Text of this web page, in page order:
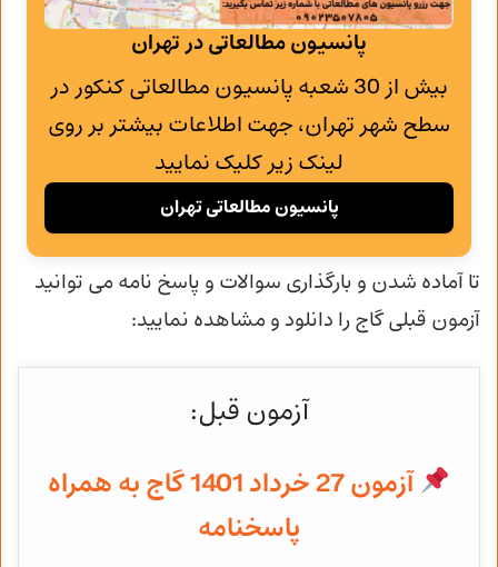
پانسیون مطالعاتی در تهران
بیش از 30 شعبه پانسیون مطالعاتی کنکور در
سطح شهر تهران، جهت اطلاعات بیشتر بر روی
لینک زیر کلیک نمایید
پانسیون مطالعاتی تهران
تا آماده شدن و بارگذاری سوالات و پاسخ نامه می توانید
آزمون قبلی گاج را دانلود و مشاهده نمایید:
آزمون قبل:
آزمون 27 خرداد 1401 گاج به همراه
پاسخنامه